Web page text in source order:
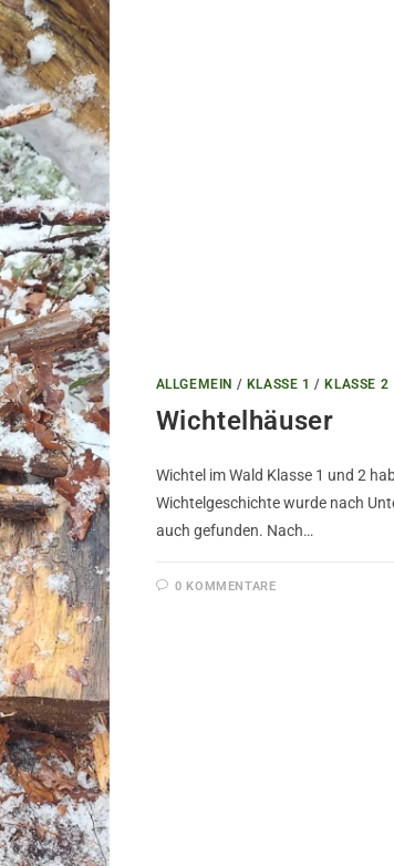
ALLGEMEIN / KLASSE 1 / KLASSE 2
Wichtelhäuser
Wichtel im Wald Klasse 1 und 2
Wichtelgeschichte wurde nach
auch gefunden. Nach…
0 KOMMENTARE